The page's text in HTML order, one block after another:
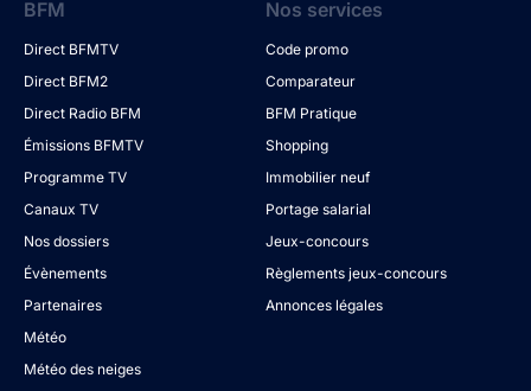
BFM
Direct BFMTV
Direct BFM2
Direct Radio BFM
Émissions BFMTV
Programme TV
Canaux TV
Nos dossiers
Évènements
Partenaires
Météo
Météo des neiges
Nos services
Code promo
Comparateur
BFM Pratique
Shopping
Immobilier neuf
Portage salarial
Jeux-concours
Règlements jeux-concours
Annonces légales